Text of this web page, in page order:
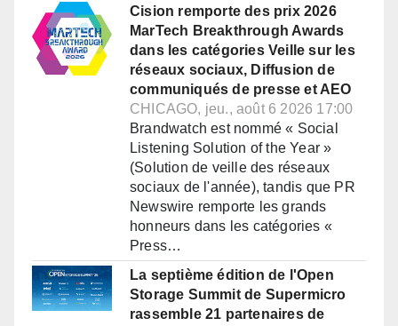
Cision remporte des prix 2026
MarTech Breakthrough Awards
dans les catégories Veille sur les
réseaux sociaux, Diffusion de
communiqués de presse et AEO
CHICAGO, jeu., août 6 2026 17:00
Brandwatch est nommé « Social
Listening Solution of the Year »
(Solution de veille des réseaux
sociaux de l'année), tandis que PR
Newswire remporte les grands
honneurs dans les catégories «
Press…
La septième édition de l'Open
Storage Summit de Supermicro
rassemble 21 partenaires de